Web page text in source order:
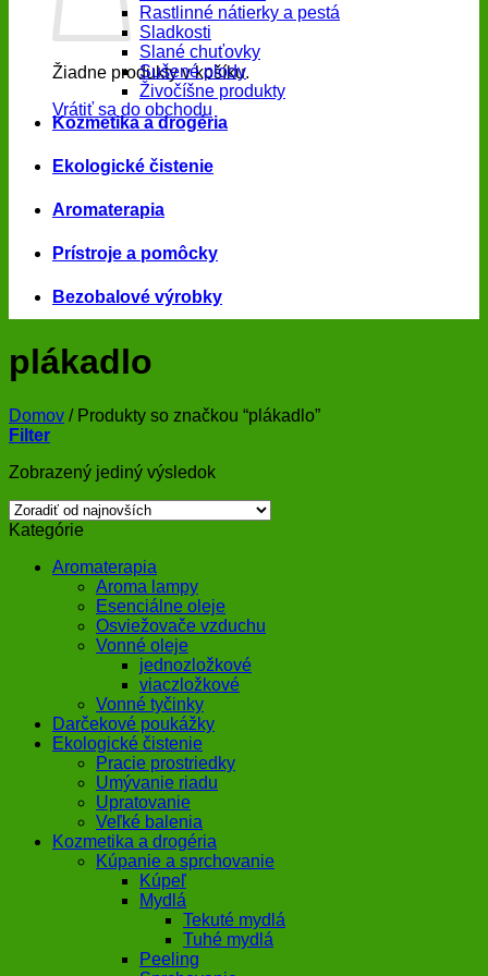
Žiadne produkty v košíku.
Vrátiť sa do obchodu
Rastlinné nátierky a pestá
Sladkosti
Slané chuťovky
Sušené plody
Živočíšne produkty
Kozmetika a drogéria
Ekologické čistenie
Aromaterapia
Prístroje a pomôcky
Bezobalové výrobky
plákadlo
Domov /Produkty so značkou “plákadlo”
Filter
Zobrazený jediný výsledok
Kategórie
Aromaterapia
Aroma lampy
Esenciálne oleje
Osviežovače vzduchu
Vonné oleje
jednozložkové
viaczložkové
Vonné tyčinky
Darčekové poukážky
Ekologické čistenie
Pracie prostriedky
Umývanie riadu
Upratovanie
Veľké balenia
Kozmetika a drogéria
Kúpanie a sprchovanie
Kúpeľ
Mydlá
Tekuté mydlá
Tuhé mydlá
Peeling